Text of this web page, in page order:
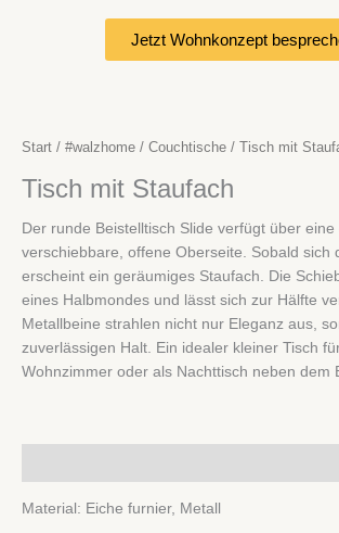
Jetzt Wohnkonzept
Start / #walzhome / Couchtische / Tisch mit
Tisch mit Staufach
Der runde Beistelltisch Slide verfügt über eine
verschiebbare, offene Oberseite.
Sobald sich
erscheint ein geräumiges Staufach.
Die
eines Halbmondes und lässt sich zur Hälfte
Metallbeine strahlen nicht nur Eleganz aus,
zuverlässigen Halt. Ein idealer kleiner Tisch
Wohnzimmer oder als Nachttisch neben dem
Material: Eiche furnier, Metall